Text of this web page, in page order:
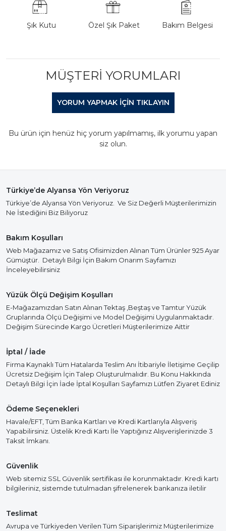
Şık Kutu Özel Şık Paket Bakım Belgesi
MÜŞTERI YORUMLARI
YORUM YAPMAK IÇIN TIKLAYIN
Bu ürün için henüz hiç yorum yapılmamış, ilk yorumu yapan
siz olun.
Türkiye’de Alyansa Yön Veriyoruz
Türkiye’de Alyansa Yön Veriyoruz. Ve Siz Değerli Müşterilerimizin
Ne İstediğini Biz Biliyoruz
Bakım Koşulları
Web Mağazamız ve Satış Ofisimizden Alınan Tüm Ürünler 925 Ayar
Gümüştür. Detaylı Bilgi İçin Bakım Onarım Sayfamızı
İnceleyebilirsiniz
Yüzük Ölçü Değişim Koşulları
E-Mağazamızdan Satın Alınan Tektaş ,Beştaş ve Tamtur Yüzük
Gruplarında Ölçü Değişimi ve Model Değişimi Uygulanmaktadır.
Değişim Sürecinde Kargo Ücretleri Müşterilerimize Aittir
İptal / İade
Firma Kaynaklı Tüm Hatalarda Teslim Anı İtibariyle İletişime Geçilip
Ücretsiz Değişim İçin Talep Oluşturulmalıdır. Bu Konu Hakkında
Detaylı Bilgi İçin İade İptal Koşulları Sayfamızı Lütfen Ziyaret Ediniz
Ödeme Seçenekleri
Havale/EFT, Tüm Banka Kartları ve Kredi Kartlarıyla Alışveriş
Yapabilirsiniz. Üstelik Kredi Kartı İle Yaptığınız Alışverişlerinizde 3
Taksit İmkanı.
Güvenlik
Web sitemiz SSL Güvenlik sertifikası ile korunmaktadır. Kredi kartı
bilgileriniz, sistemde tutulmadan şifrelenerek bankanıza iletilir
Teslimat
Avrupa ve Türkiyeden Verilen Tüm Siparişlerimiz Müşterilerimize